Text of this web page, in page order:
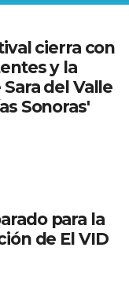
cierra con
y la
del Valle
Sonoras'
para la
de El VID